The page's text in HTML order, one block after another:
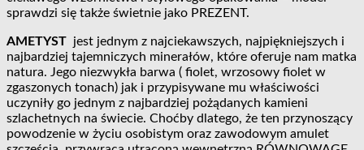
sprawdzi się także świetnie jako PREZENT.
AMETYST jest jednym z najciekawszych, najpiękniejszych i
najbardziej tajemniczych minerałów, które oferuje nam matka
natura. Jego niezwykła barwa ( fiolet, wrzosowy fiolet w
zgaszonych tonach) jak i przypisywane mu właściwości
uczyniły go jednym z najbardziej pożądanych kamieni
szlachetnych na świecie. Choćby dlatego, że ten przynoszący
powodzenie w życiu osobistym oraz zawodowym amulet